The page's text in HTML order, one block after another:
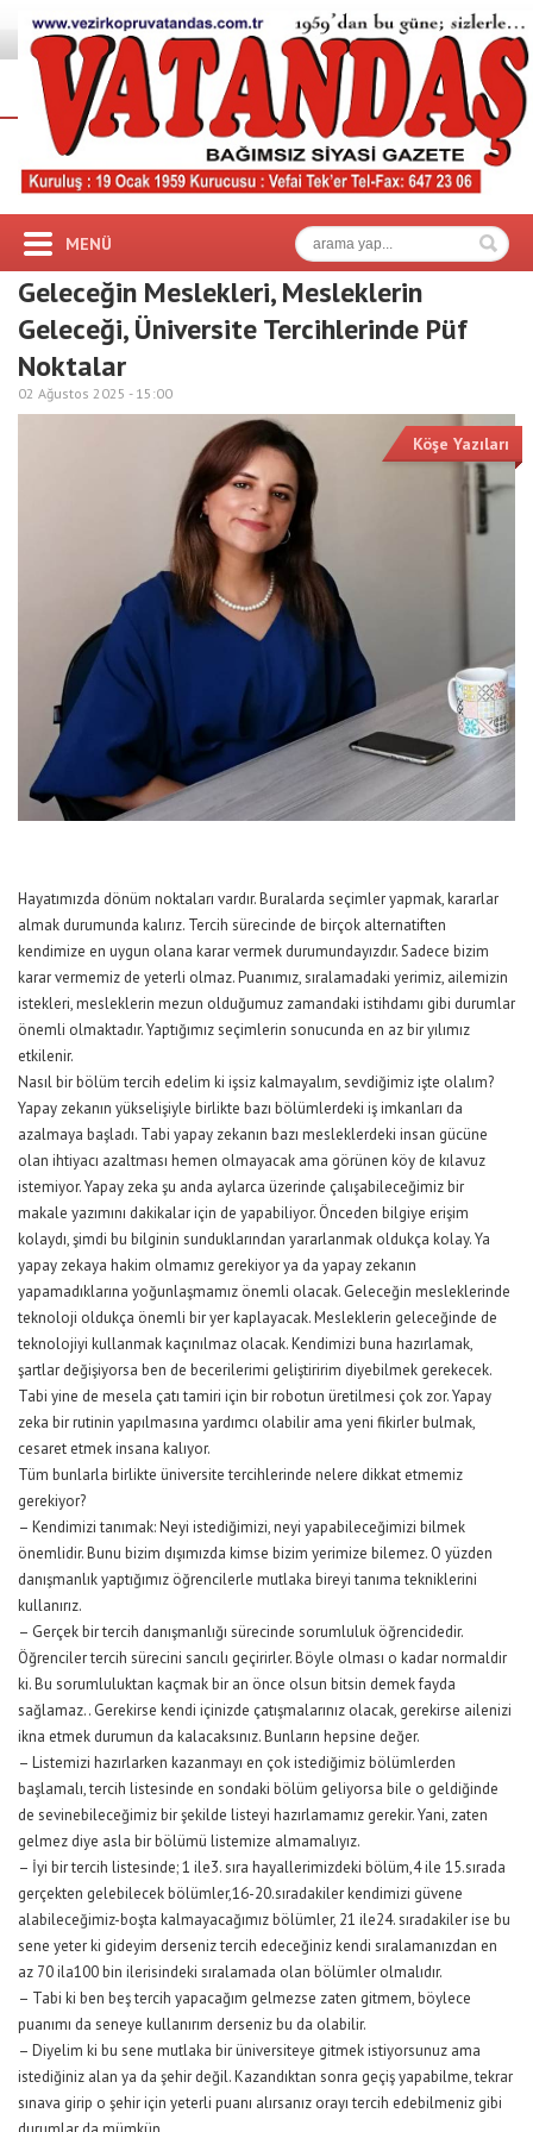
MENÜ
Geleceğin Meslekleri, Mesleklerin
Geleceği, Üniversite Tercihlerinde Püf
Noktalar
02 Ağustos 2025 - 15:00
Köşe Yazıları
Hayatımızda dönüm noktaları vardır. Buralarda seçimler yapmak, kararlar
almak durumunda kalırız. Tercih sürecinde de birçok alternatiften
kendimize en uygun olana karar vermek durumundayızdır. Sadece bizim
karar vermemiz de yeterli olmaz. Puanımız, sıralamadaki yerimiz, ailemizin
istekleri, mesleklerin mezun olduğumuz zamandaki istihdamı gibi durumlar
önemli olmaktadır. Yaptığımız seçimlerin sonucunda en az bir yılımız
etkilenir.
Nasıl bir bölüm tercih edelim ki işsiz kalmayalım, sevdiğimiz işte olalım?
Yapay zekanın yükselişiyle birlikte bazı bölümlerdeki iş imkanları da
azalmaya başladı. Tabi yapay zekanın bazı mesleklerdeki insan gücüne
olan ihtiyacı azaltması hemen olmayacak ama görünen köy de kılavuz
istemiyor. Yapay zeka şu anda aylarca üzerinde çalışabileceğimiz bir
makale yazımını dakikalar için de yapabiliyor. Önceden bilgiye erişim
kolaydı, şimdi bu bilginin sunduklarından yararlanmak oldukça kolay. Ya
yapay zekaya hakim olmamız gerekiyor ya da yapay zekanın
yapamadıklarına yoğunlaşmamız önemli olacak. Geleceğin mesleklerinde
teknoloji oldukça önemli bir yer kaplayacak. Mesleklerin geleceğinde de
teknolojiyi kullanmak kaçınılmaz olacak. Kendimizi buna hazırlamak,
şartlar değişiyorsa ben de becerilerimi geliştiririm diyebilmek gerekecek.
Tabi yine de mesela çatı tamiri için bir robotun üretilmesi çok zor. Yapay
zeka bir rutinin yapılmasına yardımcı olabilir ama yeni fikirler bulmak,
cesaret etmek insana kalıyor.
Tüm bunlarla birlikte üniversite tercihlerinde nelere dikkat etmemiz
gerekiyor?
– Kendimizi tanımak: Neyi istediğimizi, neyi yapabileceğimizi bilmek
önemlidir. Bunu bizim dışımızda kimse bizim yerimize bilemez. O yüzden
danışmanlık yaptığımız öğrencilerle mutlaka bireyi tanıma tekniklerini
kullanırız.
– Gerçek bir tercih danışmanlığı sürecinde sorumluluk öğrencidedir.
Öğrenciler tercih sürecini sancılı geçirirler. Böyle olması o kadar normaldir
ki. Bu sorumluluktan kaçmak bir an önce olsun bitsin demek fayda
sağlamaz.. Gerekirse kendi içinizde çatışmalarınız olacak, gerekirse ailenizi
ikna etmek durumun da kalacaksınız. Bunların hepsine değer.
– Listemizi hazırlarken kazanmayı en çok istediğimiz bölümlerden
başlamalı, tercih listesinde en sondaki bölüm geliyorsa bile o geldiğinde
de sevinebileceğimiz bir şekilde listeyi hazırlamamız gerekir. Yani, zaten
gelmez diye asla bir bölümü listemize almamalıyız.
– İyi bir tercih listesinde; 1 ile3. sıra hayallerimizdeki bölüm,4 ile 15.sırada
gerçekten gelebilecek bölümler,16-20.sıradakiler kendimizi güvene
alabileceğimiz-boşta kalmayacağımız bölümler, 21 ile24. sıradakiler ise bu
sene yeter ki gideyim derseniz tercih edeceğiniz kendi sıralamanızdan en
az 70 ila100 bin ilerisindeki sıralamada olan bölümler olmalıdır.
– Tabi ki ben beş tercih yapacağım gelmezse zaten gitmem, böylece
puanımı da seneye kullanırım derseniz bu da olabilir.
– Diyelim ki bu sene mutlaka bir üniversiteye gitmek istiyorsunuz ama
istediğiniz alan ya da şehir değil. Kazandıktan sonra geçiş yapabilme, tekrar
sınava girip o şehir için yeterli puanı alırsanız orayı tercih edebilmeniz gibi